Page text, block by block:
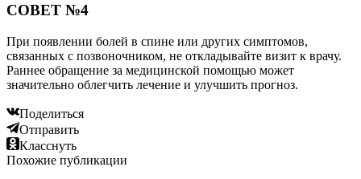
СОВЕТ №4
При появлении болей в спине или других симптомов,
связанных с позвоночником, не откладывайте визит к врачу.
Раннее обращение за медицинской помощью может
значительно облегчить лечение и улучшить прогноз.
Поделиться
Отправить
Класснуть
Похожие публикации